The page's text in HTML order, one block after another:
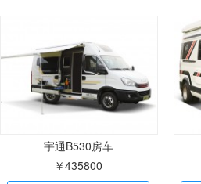
宇通B530房车
￥435800